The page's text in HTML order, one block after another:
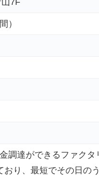
）
調達ができるファクタ
り、最短でその日の